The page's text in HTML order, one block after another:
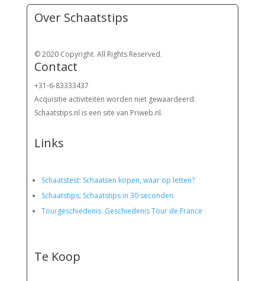
Over Schaatstips
© 2020 Copyright. All Rights Reserved.
Contact
+31-6-83333437
Acquisitie activiteiten worden niet gewaardeerd.
Schaatstips.nl is een site van Priweb.nl.
Links
Schaatstest: Schaatsen kopen, waar op letten?
Schaatstips: Schaatstips in 30 seconden
Tourgeschiedenis: Geschiedenis Tour de France
Te Koop